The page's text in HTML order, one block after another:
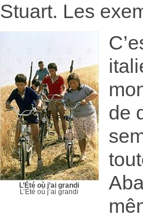
Stuart. Les
L’Été où j’ai grandi
L’Été où j’ai grandi
de